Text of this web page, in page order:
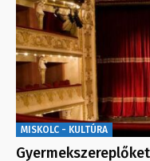
MISKOLC - KULTÚRA